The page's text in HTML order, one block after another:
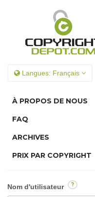
Langues: Français
À PROPOS DE NOUS
FAQ
ARCHIVES
PRIX PAR COPYRIGHT
Nom d'utilisateur ?